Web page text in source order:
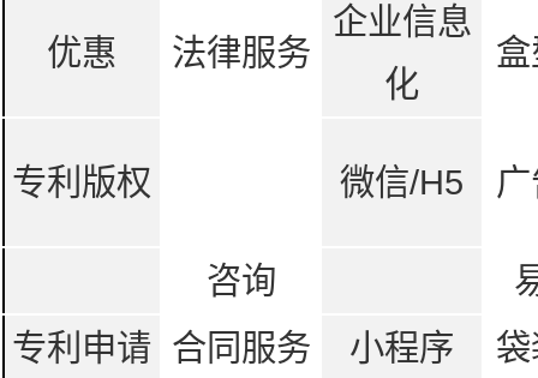
优惠 法律服务
企业信息
化
专利版权 微信/H5
咨询
专利申请 合同服务 小程序